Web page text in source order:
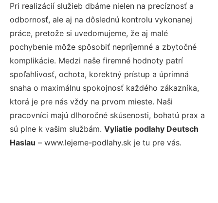
Pri realizácií služieb dbáme nielen na precíznosť a
odbornosť, ale aj na dôslednú kontrolu vykonanej
práce, pretože si uvedomujeme, že aj malé
pochybenie môže spôsobiť nepríjemné a zbytočné
komplikácie. Medzi naše firemné hodnoty patrí
spoľahlivosť, ochota, korektný prístup a úprimná
snaha o maximálnu spokojnosť každého zákazníka,
ktorá je pre nás vždy na prvom mieste. Naši
pracovníci majú dlhoročné skúsenosti, bohatú prax a
sú plne k vašim službám. Vyliatie podlahy Deutsch
Haslau – www.lejeme-podlahy.sk je tu pre vás.